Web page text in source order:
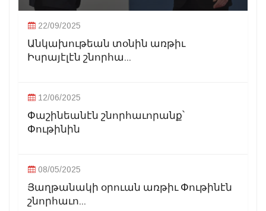
22/09/2025
Անկախութեան տօնին առթիւ
Իսրայէլէն շնորհա...
12/06/2025
Փաշինեանէն շնորհաւորանք՝
Փութինին
08/05/2025
Յաղթանակի օրուան առթիւ Փութինէն
շնորհաւո...